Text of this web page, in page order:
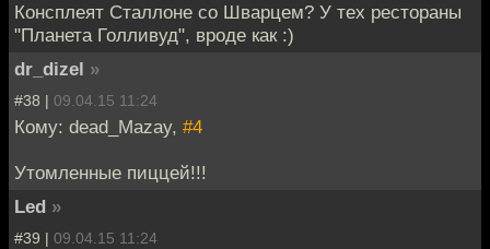
Консплеят Сталлоне со Шварцем? У тех рестораны
"Планета Голливуд", вроде как :)
dr_dizel »
#38 | 09.04.15 11:24
Кому: dead_Mazay, #4
Утомленные пиццей!!!
Led »
#39 | 09.04.15 11:24